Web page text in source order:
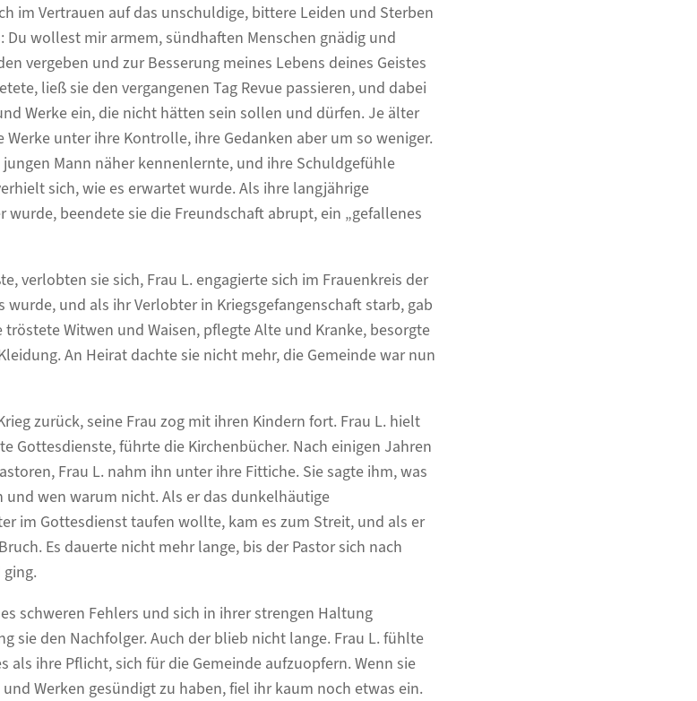
im Vertrauen auf das unschuldige, bittere Leiden und Sterben
Du wollest mir armem, sündhaften Menschen gnädig und
vergeben und zur Besserung meines Lebens deines Geistes
ließ sie den vergangenen Tag Revue passieren, und dabei
Werke ein, die nicht hätten sein sollen und dürfen. Je älter
unter ihre Kontrolle, ihre Gedanken aber um so weniger.
Mann näher kennenlernte, und ihre Schuldgefühle
sich, wie es erwartet wurde. Als ihre langjährige
wurde, beendete sie die Freundschaft abrupt, ein „gefallenes
verlobten sie sich, Frau L. engagierte sich im Frauenkreis der
und als ihr Verlobter in Kriegsgefangenschaft starb, gab
Witwen und Waisen, pflegte Alte und Kranke, besorgte
An Heirat dachte sie nicht mehr, die Gemeinde war nun
zurück, seine Frau zog mit ihren Kindern fort. Frau L. hielt
Gottesdienste, führte die Kirchenbücher. Nach einigen Jahren
Frau L. nahm ihn unter ihre Fittiche. Sie sagte ihm, was
wen warum nicht. Als er das dunkelhäutige
im Gottesdienst taufen wollte, kam es zum Streit, und als er
Es dauerte nicht mehr lange, bis der Pastor sich nach
schweren Fehlers und sich in ihrer strengen Haltung
sie den Nachfolger. Auch der blieb nicht lange. Frau L. fühlte
als ihre Pflicht, sich für die Gemeinde aufzuopfern. Wenn sie
Werken gesündigt zu haben, fiel ihr kaum noch etwas ein.